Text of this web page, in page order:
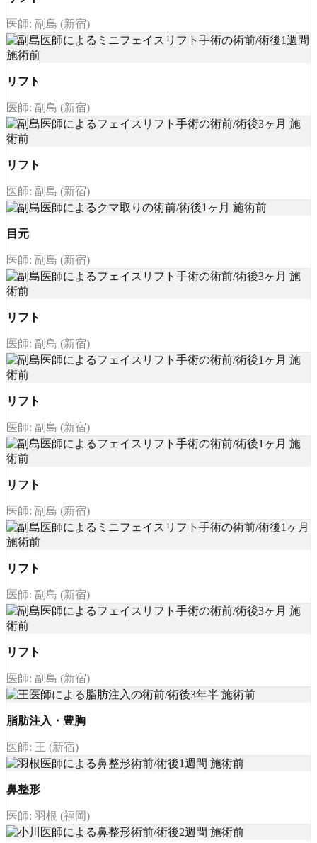
医師: 副島 (新宿)
リフト
医師: 副島 (新宿)
リフト
医師: 副島 (新宿)
目元
医師: 副島 (新宿)
リフト
医師: 副島 (新宿)
リフト
医師: 副島 (新宿)
リフト
医師: 副島 (新宿)
リフト
医師: 副島 (新宿)
リフト
医師: 副島 (新宿)
脂肪注入・豊胸
医師: 王 (新宿)
鼻整形
医師: 羽根 (福岡)